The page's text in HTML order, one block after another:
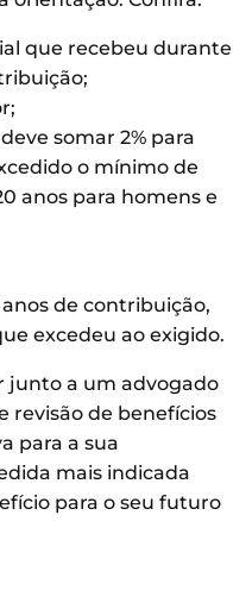
que recebeu durante
somar 2% para
o mínimo de
anos para homens e
de contribuição,
excedeu ao exigido.
junto a um advogado
revisão de benefícios
para a sua
mais indicada
para o seu futuro